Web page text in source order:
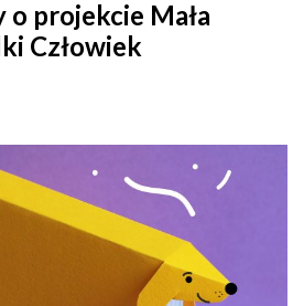
projekcie Mała
Człowiek